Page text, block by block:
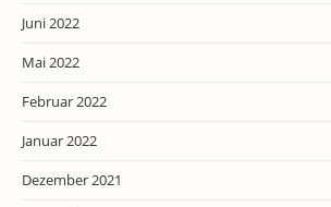
Juni 2022
Mai 2022
Februar 2022
Januar 2022
Dezember 2021